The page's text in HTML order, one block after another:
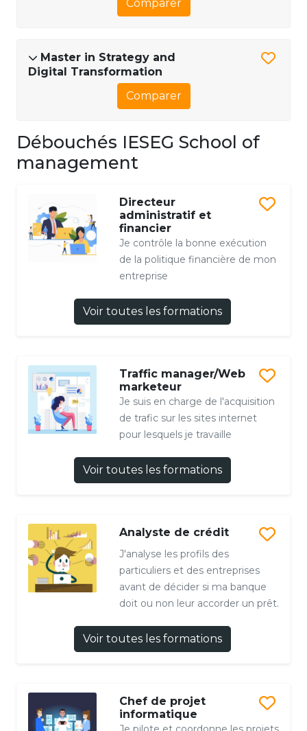
Comparer
Master in Strategy and
Digital Transformation
Comparer
Débouchés IESEG School of
management
Directeur
administratif et
financier
Je contrôle la bonne exécution
de la politique financière de mon
entreprise
Voir toutes les formations
Traffic manager/Web
marketeur
Je suis en charge de l'acquisition
de trafic sur les sites internet
pour lesquels je travaille
Voir toutes les formations
Analyste de crédit
J'analyse les profils des
particuliers et des entreprises
avant de décider si ma banque
doit ou non leur accorder un prêt.
Voir toutes les formations
Chef de projet
informatique